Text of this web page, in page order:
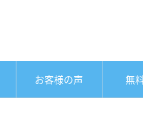
お客様の声 無